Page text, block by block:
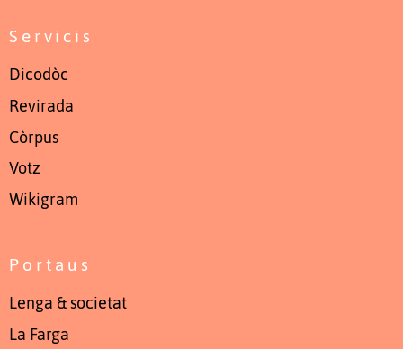
Servicis
Dicodòc
Revirada
Còrpus
Votz
Wikigram
Portaus
Lenga & societat
La Farga